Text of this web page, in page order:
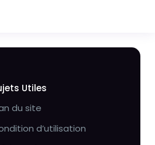
Utiles
du site
d’utilisation